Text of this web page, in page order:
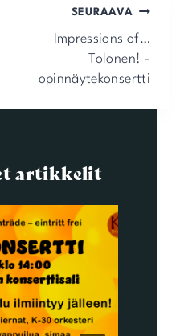
SEURAAVA
Impressions of…
Tolonen! -
opinnäytekonsertti
artikkelit